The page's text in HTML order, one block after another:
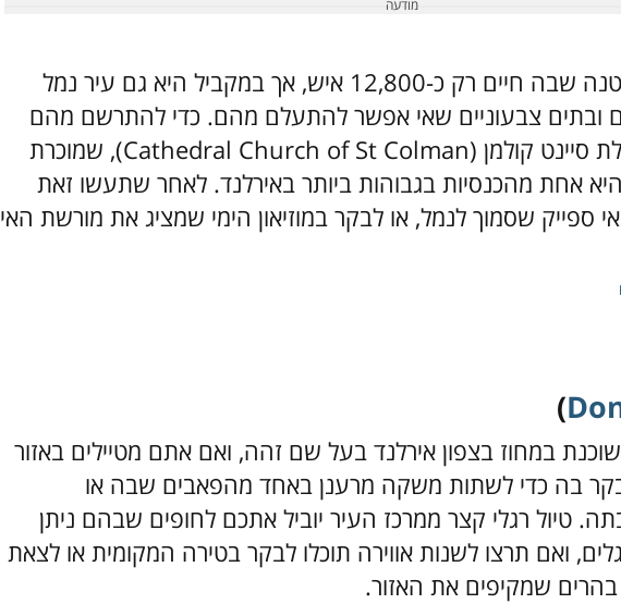
קוו היא אמנם עיר קטנה שבה חיים רק כ-12,800 איש, אך במקביל היא גם עיר נמל
ובתים צבעוניים שאי אפשר להתעלם מהם. כדי להתרשם מהם
מומלץ לבקר בקתדרלת סיינט קולמן (Cathedral Church of St Colman), שמוכרת
אחת מהכנסיות בגבוהות ביותר באירלנד. לאחר שתעשו זאת
ספייק שסמוך לנמל, או לבקר במוזיאון הימי שמציג את מורשת האי
)
במחוז בצפון אירלנד בעל שם זהה, ואם אתם מטיילים באזור
בה כדי לשתות משקה מרענן באחד מהפאבים שבה או
טיול רגלי קצר ממרכז העיר יוביל אתכם לחופים שבהם ניתן
ואם תרצו לשנות אווירה תוכלו לבקר בטירה המקומית או לצאת
שמקיפים את האזור.